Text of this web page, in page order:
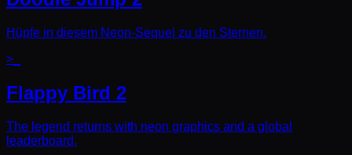
Hüpfe in diesem Neon-Sequel zu den Sternen.
>_
Flappy Bird 2
The legend returns with neon graphics and a global
leaderboard.